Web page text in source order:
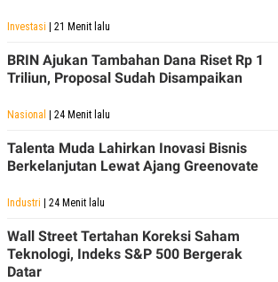
Investasi | 21 Menit lalu
BRIN Ajukan Tambahan Dana Riset Rp 1
Triliun, Proposal Sudah Disampaikan
Nasional | 24 Menit lalu
Talenta Muda Lahirkan Inovasi Bisnis
Berkelanjutan Lewat Ajang Greenovate
Industri | 24 Menit lalu
Wall Street Tertahan Koreksi Saham
Teknologi, Indeks S&P 500 Bergerak
Datar